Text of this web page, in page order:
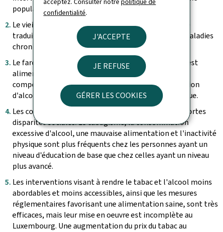
confidentialité.
J'ACCEPTE
JE REFUSE
GÉRER LES COOKIES
populationnelle.
Le vieillissement et la croissance de la population se
traduiront par une augmentation importante des maladies
chroniques.
Le fardeau des maladies chroniques au Luxembourg est
alimenté par la prévalence élevée de quatre
comportements de santé – tabagisme, consommation
d'alcool, mauvaise alimentation et inactivité physique.
Les comportements de santé sont marqués par de fortes
disparités sociales. Le tabagisme, la consommation
excessive d'alcool, une mauvaise alimentation et l'inactivité
physique sont plus fréquents chez les personnes ayant un
niveau d'éducation de base que chez celles ayant un niveau
plus avancé.
Les interventions visant à rendre le tabac et l'alcool moins
abordables et moins accessibles, ainsi que les mesures
réglementaires favorisant une alimentation saine, sont très
efficaces, mais leur mise en oeuvre est incomplète au
Luxembourg. Une augmentation du prix du tabac au